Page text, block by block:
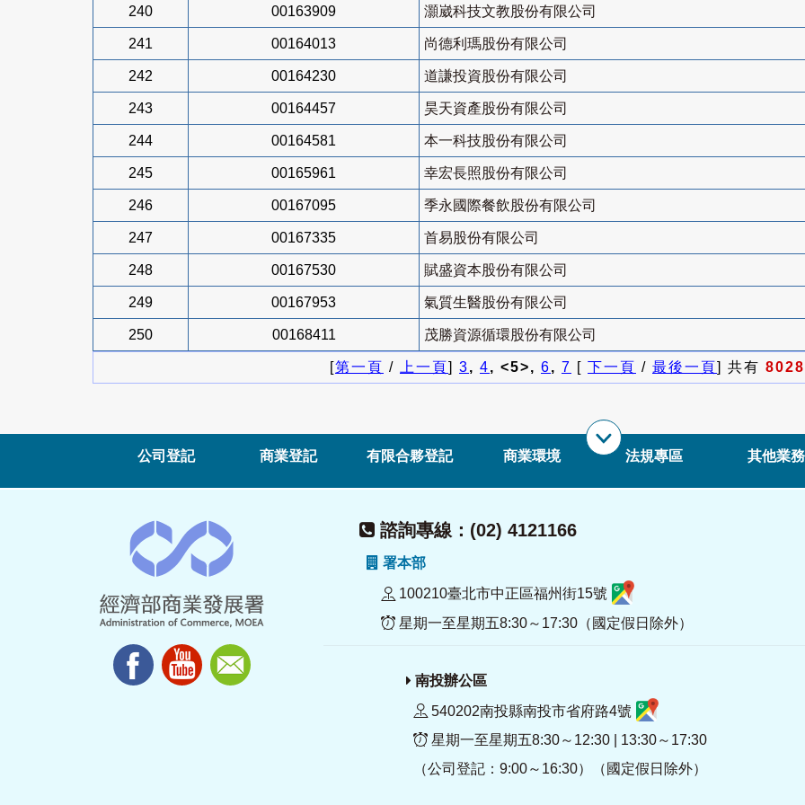
240 00163909 灝崴科技文教股份有限公司
241 00164013 尚德利瑪股份有限公司
242 00164230 道謙投資股份有限公司
243 00164457 昊天資產股份有限公司
244 00164581 本一科技股份有限公司
245 00165961 幸宏長照股份有限公司
246 00167095 季永國際餐飲股份有限公司
247 00167335 首易股份有限公司
248 00167530 賦盛資本股份有限公司
249 00167953 氣質生醫股份有限公司
250 00168411 茂勝資源循環股份有限公司
[第一頁 / 上一頁] 3, 4, <5>, 6, 7 [ 下一頁 / 最後一頁] 共有 8028
公司登記 商業登記 有限合夥登記 商業環境 法規專區 其他業務
諮詢專線：(02) 4121166
署本部
100210臺北市中正區福州街15號
星期一至星期五8:30～17:30（國定假日除外）
南投辦公區
540202南投縣南投市省府路4號
星期一至星期五8:30～12:30 | 13:30～17:30
（公司登記：9:00～16:30）（國定假日除外）